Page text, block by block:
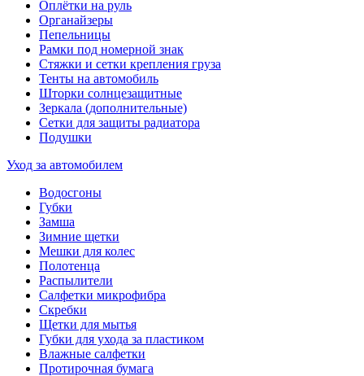
Оплётки на руль
Органайзеры
Пепельницы
Рамки под номерной знак
Стяжки и сетки крепления груза
Тенты на автомобиль
Шторки солнцезащитные
Зеркала (дополнительные)
Сетки для защиты радиатора
Подушки
Уход за автомобилем
Водосгоны
Губки
Замша
Зимние щетки
Мешки для колес
Полотенца
Распылители
Салфетки микрофибра
Скребки
Щетки для мытья
Губки для ухода за пластиком
Влажные салфетки
Протирочная бумага